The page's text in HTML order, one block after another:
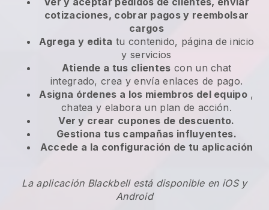
cotizaciones, cobrar pagos y reembolsar
cargos
Agrega y edita tu contenido, página de inicio
y servicios
Atiende a tus clientes con un chat
integrado, crea y envía enlaces de pago.
Asigna órdenes a los miembros del equipo ,
chatea y elabora un plan de acción.
Ver y crear cupones de descuento.
Gestiona tus campañas influyentes.
Accede a la configuración de tu aplicación
La aplicación Blackbell está disponible en iOS y
Android